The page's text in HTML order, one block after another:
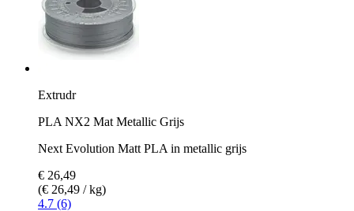
Extrudr
PLA NX2 Mat Metallic Grijs
Next Evolution Matt PLA in metallic grijs
€ 26,49
(€ 26,49 / kg)
4.7 (6)